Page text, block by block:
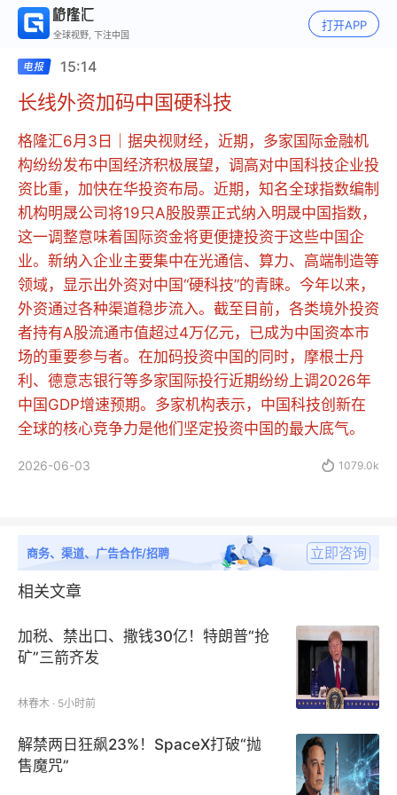
全球视野, 下注中国
打开APP
15:14
长线外资加码中国硬科技
格隆汇6月3日｜据央视财经，近期，多家国际金融机
构纷纷发布中国经济积极展望，调高对中国科技企业投
资比重，加快在华投资布局。近期，知名全球指数编制
机构明晟公司将19只A股股票正式纳入明晟中国指数，
这一调整意味着国际资金将更便捷投资于这些中国企
业。新纳入企业主要集中在光通信、算力、高端制造等
领域，显示出外资对中国“硬科技”的青睐。今年以来，
外资通过各种渠道稳步流入。截至目前，各类境外投资
者持有A股流通市值超过4万亿元，已成为中国资本市
场的重要参与者。在加码投资中国的同时，摩根士丹
利、德意志银行等多家国际投行近期纷纷上调2026年
中国GDP增速预期。多家机构表示，中国科技创新在
全球的核心竞争力是他们坚定投资中国的最大底气。
2026-06-03  1079.0k
商务、渠道、广告合作/招聘 立即咨询
相关文章
加税、禁出口、撒钱30亿！特朗普“抢
矿”三箭齐发
林春木 · 5小时前
解禁两日狂飙23%！SpaceX打破“抛
售魔咒”